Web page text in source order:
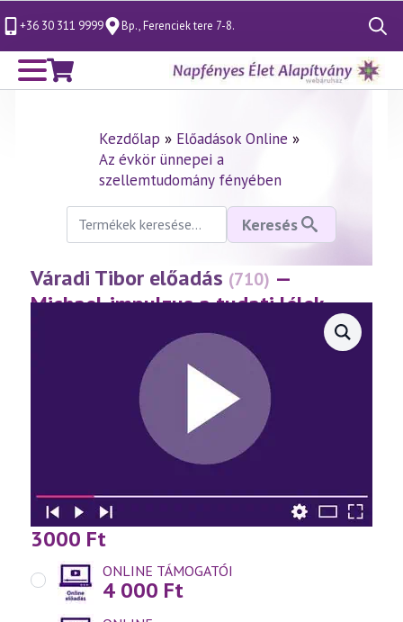
+36 30 311 9999 Bp., Ferenciek tere 7-8.
Search
for:
Kezdőlap » Előadások Online »
Az évkör ünnepei a
szellemtudomány fényében
Keresés
következőre:
Keresés
Váradi Tibor előadás (710) —
Michael-impulzus a tudati lélek
(2015.09.26.)
3000 Ft
ONLINE TÁMOGATÓI
4 000 Ft